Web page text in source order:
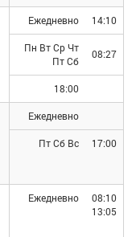
Ежедневно 14:10
Пн Вт Ср Чт
Пт Сб
08:27
18:00
Ежедневно
Пт Сб Вс 17:00
Ежедневно
08:10
13:05